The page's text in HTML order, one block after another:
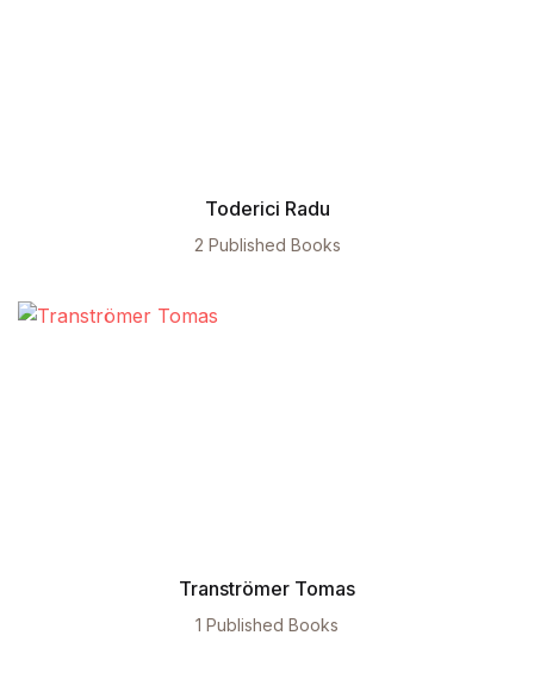
Toderici Radu
2 Published Books
Tranströmer Tomas
1 Published Books